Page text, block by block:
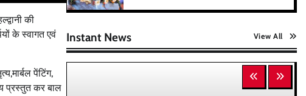
की
के स्वागत एवं
पेंटिंग,
प्रस्तुत कर बाल
Instant News View All